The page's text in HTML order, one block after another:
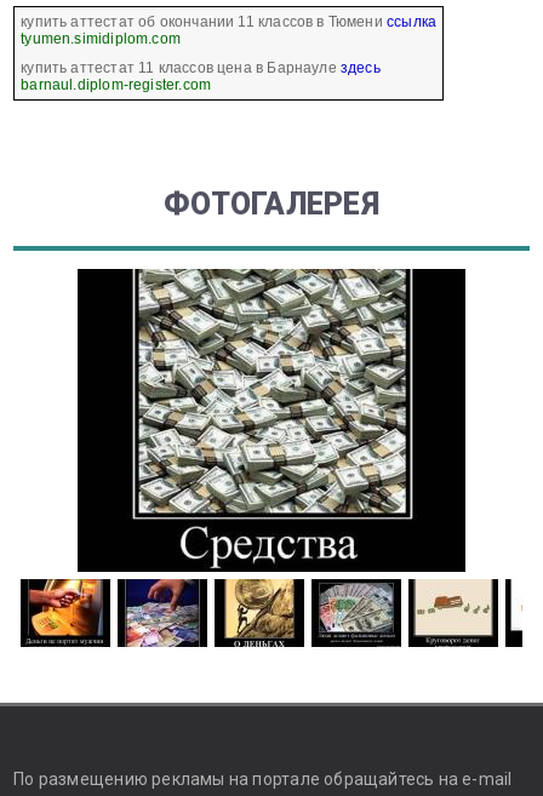
купить аттестат об окончании 11 классов в Тюмениссылка
tyumen.simidiplom.com
купить аттестат 11 классов цена в Барнауле здесь
barnaul.diplom-register.com
ФОТОГАЛЕРЕЯ
По размещению рекламы на портале обращайтесь на e-mail